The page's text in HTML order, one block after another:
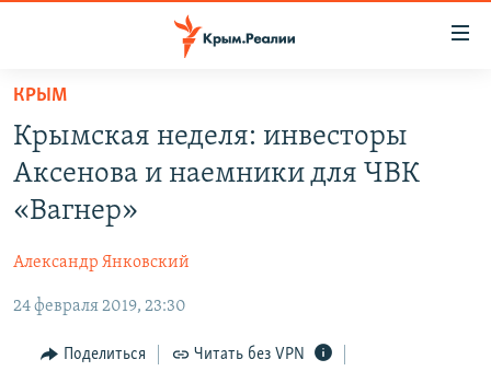
Вернуться
основному
содержанию
Вернутся
главной
навигации
Вернутся
поиску
СПЕЦПРОЕКТЫ
ГРУЗ 200
11 ЛЕТ ОККУПАЦИИ КРЫМА. 11 ИСТОРИЙ СОПРОТИВЛЕНИЯ
ВОДА
ЕЩЕ
ИНТЕРАКТИВ
ИНФОГРАФИКА
РАДІО СВОБОДА
КАК ОБОЙТИ БЛОКИРОВКУ
КРЫМ
Крымская неделя: инвесторы
Аксенова и наемники для ЧВК
«Вагнер»
Александр Янковский
24 февраля 2019, 23:30
Поделиться Читать без VPN